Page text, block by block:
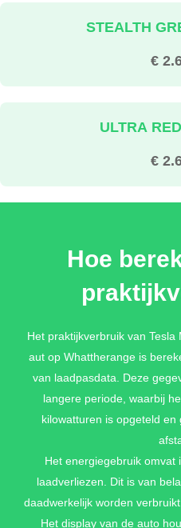
€
STEALTH
€
ULTRA
€
€
Hoe
Het praktijkverbruik van
aut op Whattherange is
van laadpasdata. Deze
langere periode, waarbij
kilowatturen is opgeteld
Het energiegebruik
laadverliezen. Dit is van
daadwerkelijk worden
Het display van de auto